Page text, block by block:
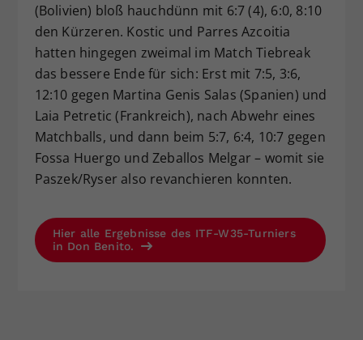
(Bolivien) bloß hauchdünn mit 6:7 (4), 6:0, 8:10
den Kürzeren. Kostic und Parres Azcoitia
hatten hingegen zweimal im Match Tiebreak
das bessere Ende für sich: Erst mit 7:5, 3:6,
12:10 gegen Martina Genis Salas (Spanien) und
Laia Petretic (Frankreich), nach Abwehr eines
Matchballs, und dann beim 5:7, 6:4, 10:7 gegen
Fossa Huergo und Zeballos Melgar – womit sie
Paszek/Ryser also revanchieren konnten.
Hier alle Ergebnisse des ITF-W35-Turniers
in Don Benito.